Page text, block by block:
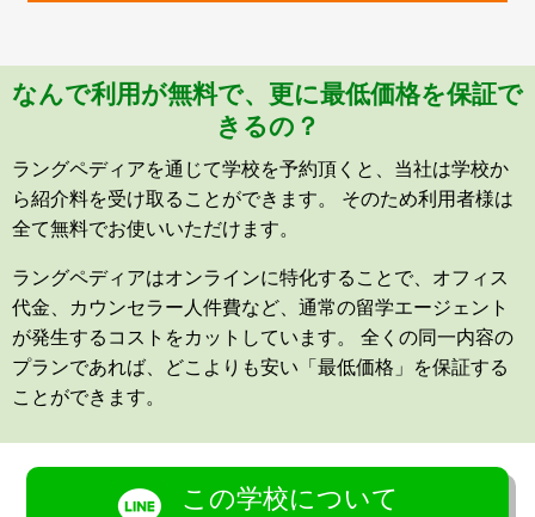
なんで利用が無料で、更に最低価格を保証で
きるの？
ラングペディアを通じて学校を予約頂くと、当社は学校か
ら紹介料を受け取ることができます。 そのため利用者様は
全て無料でお使いいただけます。
ラングペディアはオンラインに特化することで、オフィス
代金、カウンセラー人件費など、通常の留学エージェント
が発生するコストをカットしています。 全くの同一内容の
プランであれば、どこよりも安い「最低価格」を保証する
ことができます。
この学校について